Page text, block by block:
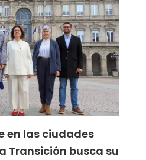
en las ciudades
Transición busca su